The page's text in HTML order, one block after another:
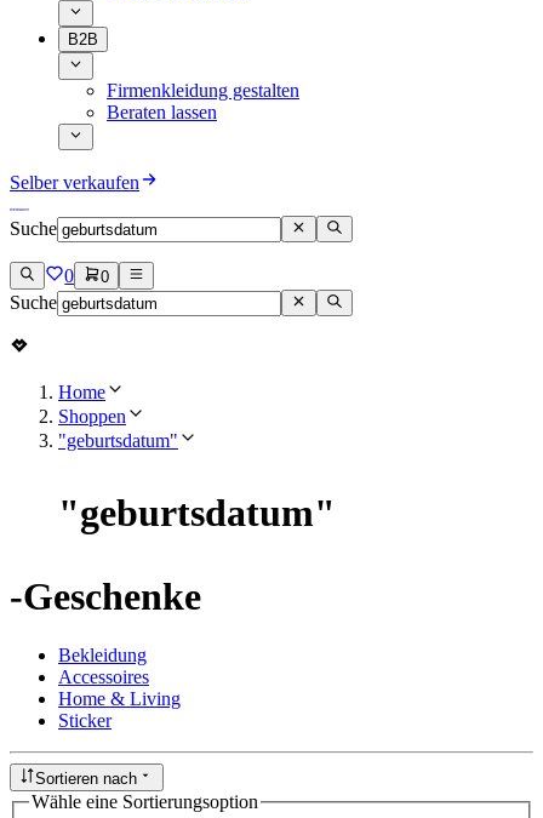
B2B
Firmenkleidung gestalten
Beraten lassen
Selber verkaufen
Suche
0 0
Suche
Home
Shoppen
"geburtsdatum"
"geburtsdatum"
-Geschenke
Bekleidung
Accessoires
Home & Living
Sticker
Sortieren nach
Wähle eine Sortierungsoption